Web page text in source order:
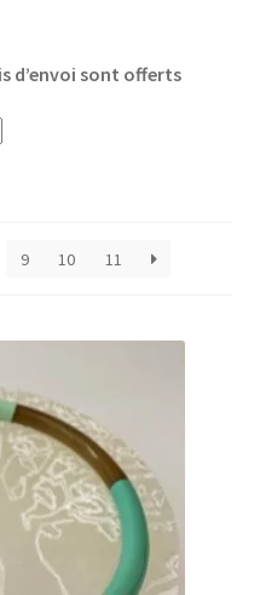
d’envoi sont offerts
récent
9 10 11